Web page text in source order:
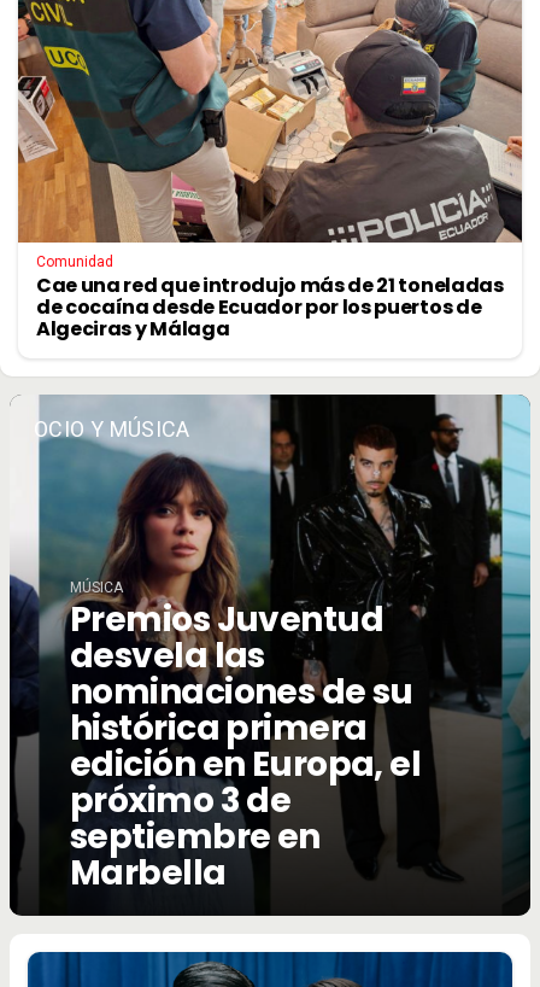
Comunidad
Cae una red que introdujo más de 21 toneladas
de cocaína desde Ecuador por los puertos de
Algeciras y Málaga
OCIO Y MÚSICA
MÚSICA
Premios Juventud
desvela las
nominaciones de su
histórica primera
edición en Europa, el
próximo 3 de
septiembre en
Marbella